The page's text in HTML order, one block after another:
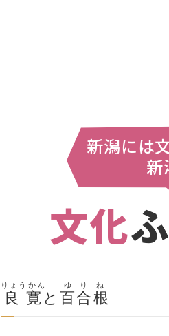
新潟には
新
文化
良寛
りょうかん
と百合根
ゆりね